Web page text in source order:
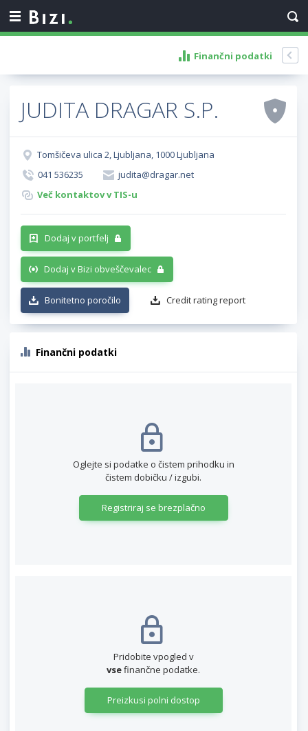
Finančni podatki
JUDITA DRAGAR S.P.
Tomšičeva ulica 2, Ljubljana, 1000 Ljubljana
041 536235
judita@dragar.net
Več kontaktov v TIS-u
Dodaj v portfelj
Dodaj v Bizi obveščevalec
Bonitetno poročilo Credit rating report
Finančni podatki
Oglejte si podatke o čistem prihodku in
čistem dobičku / izgubi.
Registriraj se brezplačno
Pridobite vpogled v
vsefinančne podatke.
Preizkusi polni dostop